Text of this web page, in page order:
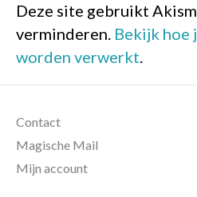
Deze site gebruikt
verminderen. Bekijk hoe
worden verwerkt.
Contact
Magische Mail
Mijn account